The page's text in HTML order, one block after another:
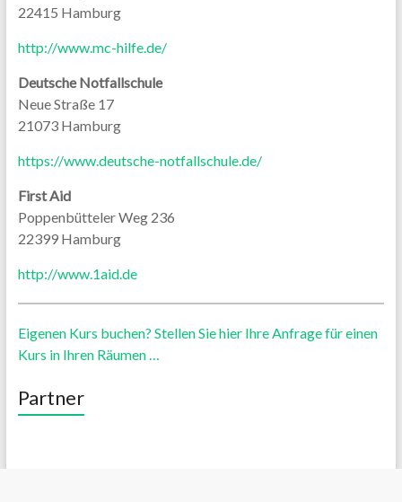
22415 Hamburg
http://www.mc-hilfe.de/
Deutsche Notfallschule
Neue Straße 17
21073 Hamburg
https://www.deutsche-notfallschule.de/
First Aid
Poppenbütteler Weg 236
22399 Hamburg
http://www.1aid.de
Eigenen Kurs buchen? Stellen Sie hier Ihre Anfrage für einen
Kurs in Ihren Räumen …
Partner